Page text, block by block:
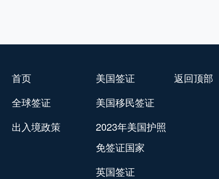
返回顶部
首页
全球签证
出入境政策
美国签证
美国移民签证
2023年美国护照
免签证国家
英国签证